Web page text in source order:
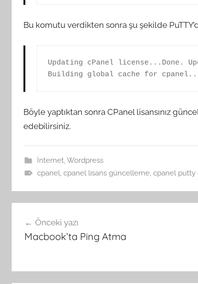
Bu komutu verdikten sonra şu şekilde
Updating cPanel license...Done.
Building global cache for
Böyle yaptıktan sonra CPanel lisansınız
edebilirsiniz.
İnternet,Wordpress
cpanel, cpanel lisans güncelleme, cpanel
gezinmesi
Önceki yazı
Macbook’ta Ping Atma